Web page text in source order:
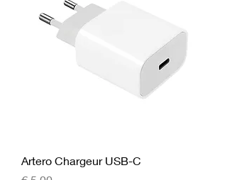
Artero Chargeur USB-C